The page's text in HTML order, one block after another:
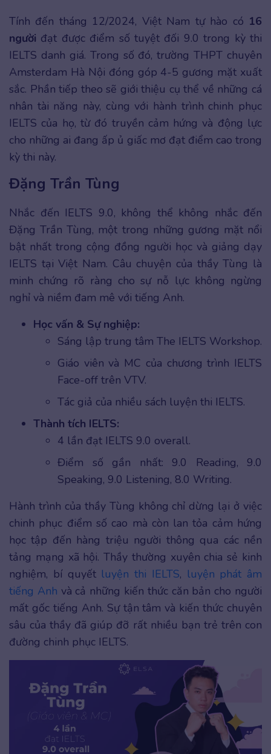
Tính đến tháng 12/2024, Việt Nam tự hào có 16
người đạt được điểm số tuyệt đối 9.0 trong kỳ thi
IELTS danh giá. Trong số đó, trường THPT chuyên
Amsterdam Hà Nội đóng góp 4-5 gương mặt xuất
sắc. Phần tiếp theo sẽ giới thiệu cụ thể về những cá
nhân tài năng này, cùng với hành trình chinh phục
IELTS của họ, từ đó truyền cảm hứng và động lực
cho những ai đang ấp ủ giấc mơ đạt điểm cao trong
kỳ thi này.
Đặng Trần Tùng
Nhắc đến IELTS 9.0, không thể không nhắc đến
Đặng Trần Tùng, một trong những gương mặt nổi
bật nhất trong cộng đồng người học và giảng dạy
IELTS tại Việt Nam. Câu chuyện của thầy Tùng là
minh chứng rõ ràng cho sự nỗ lực không ngừng
nghỉ và niềm đam mê với tiếng Anh.
Học vấn & Sự nghiệp:
Sáng lập trung tâm The IELTS Workshop.
Giáo viên và MC của chương trình IELTS
Face-off trên VTV.
Tác giả của nhiều sách luyện thi IELTS.
Thành tích IELTS:
4 lần đạt IELTS 9.0 overall.
Điểm số gần nhất: 9.0 Reading, 9.0
Speaking, 9.0 Listening, 8.0 Writing.
Hành trình của thầy Tùng không chỉ dừng lại ở việc
chinh phục điểm số cao mà còn lan tỏa cảm hứng
học tập đến hàng triệu người thông qua các nền
tảng mạng xã hội. Thầy thường xuyên chia sẻ kinh
nghiệm, bí quyết luyện thi IELTS, luyện phát âm
tiếng Anh và cả những kiến thức căn bản cho người
mất gốc tiếng Anh. Sự tận tâm và kiến thức chuyên
sâu của thầy đã giúp đỡ rất nhiều bạn trẻ trên con
đường chinh phục IELTS.